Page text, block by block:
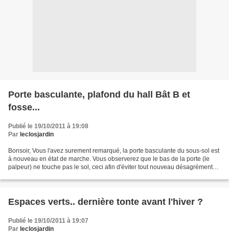
Porte basculante, plafond du hall Bât B et
fosse...
Publié le 19/10/2011 à 19:08
Par leclosjardin
Bonsoir, Vous l'avez surement remarqué, la porte basculante du sous-sol est
à nouveau en état de marche. Vous observerez que le bas de la porte (le
palpeur) ne touche pas le sol, ceci afin d'éviter tout nouveau désagrément
Espaces verts.. dernière tonte avant l'hiver ?
Publié le 19/10/2011 à 19:07
Par leclosjardin